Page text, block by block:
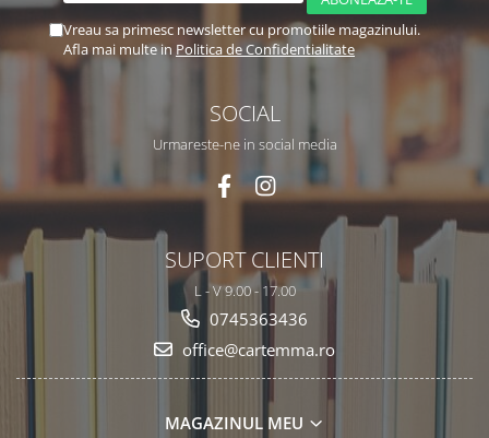
Vreau sa primesc newsletter cu promotiile magazinului.
Afla mai multe in Politica de Confidentialitate
SOCIAL
Urmareste-ne in social media
SUPORT CLIENTI
L - V 9.00 - 17.00
0745363436
office@cartemma.ro
MAGAZINUL MEU